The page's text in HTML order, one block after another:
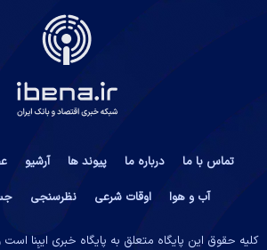
تماس با ما درباره ما پیوند ها آرشیو
آب و هوا
اوقات شرعی نظرسنجی
کلیه حقوق این پایگاه متعلق به پایگاه خبری ایبِنا است